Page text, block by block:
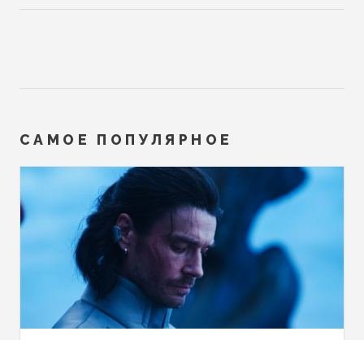
САМОЕ ПОПУЛЯРНОЕ